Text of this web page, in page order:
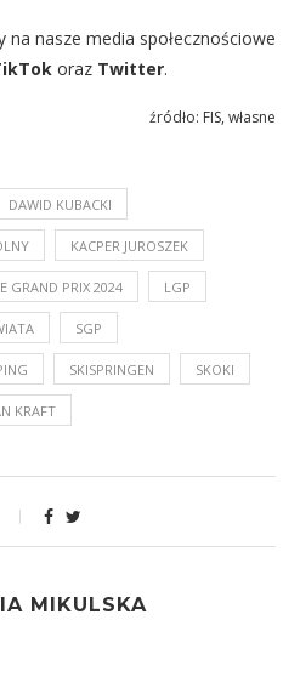
nasze media społecznościowe
oraz Twitter.
źródło: FIS, własne
DAWID KUBACKI
KACPER JUROSZEK
GRAND PRIX 2024 LGP
SGP
SKISPRINGEN SKOKI
KRAFT
MIKULSKA